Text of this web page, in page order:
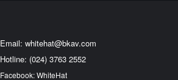
Email: whitehat@bkav.com
Hotline: (024) 3763 2552
Facebook: WhiteHat